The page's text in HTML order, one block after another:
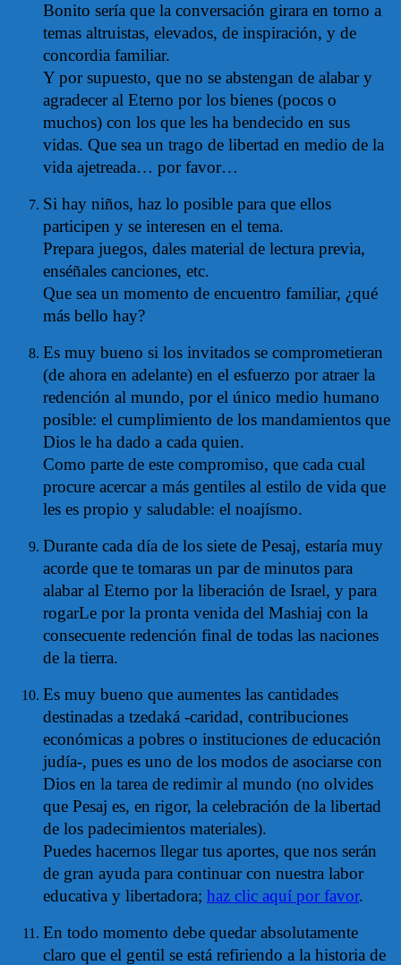
Bonito sería que la conversación girara en torno a
temas altruistas, elevados, de inspiración, y de
concordia familiar.
Y por supuesto, que no se abstengan de alabar y
agradecer al Eterno por los bienes (pocos o
muchos) con los que les ha bendecido en sus
vidas. Que sea un trago de libertad en medio de la
vida ajetreada… por favor…
Si hay niños, haz lo posible para que ellos
participen y se interesen en el tema.
Prepara juegos, dales material de lectura previa,
enséñales canciones, etc.
Que sea un momento de encuentro familiar, ¿qué
más bello hay?
Es muy bueno si los invitados se comprometieran
(de ahora en adelante) en el esfuerzo por atraer la
redención al mundo, por el único medio humano
posible: el cumplimiento de los mandamientos que
Dios le ha dado a cada quien.
Como parte de este compromiso, que cada cual
procure acercar a más gentiles al estilo de vida que
les es propio y saludable: el noajísmo.
Durante cada día de los siete de Pesaj, estaría muy
acorde que te tomaras un par de minutos para
alabar al Eterno por la liberación de Israel, y para
rogarLe por la pronta venida del Mashiaj con la
consecuente redención final de todas las naciones
de la tierra.
Es muy bueno que aumentes las cantidades
destinadas a tzedaká -caridad, contribuciones
económicas a pobres o instituciones de educación
judía-, pues es uno de los modos de asociarse con
Dios en la tarea de redimir al mundo (no olvides
que Pesaj es, en rigor, la celebración de la libertad
de los padecimientos materiales).
Puedes hacernos llegar tus aportes, que nos serán
de gran ayuda para continuar con nuestra labor
educativa y libertadora; haz clic aquí por favor.
En todo momento debe quedar absolutamente
claro que el gentil se está refiriendo a la historia de